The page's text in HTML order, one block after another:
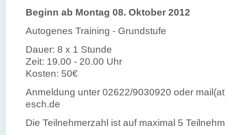
Beginn ab Montag 08. Oktober 2012
Autogenes Training - Grundstufe
Dauer: 8 x 1 Stunde
Zeit: 19.00 - 20.00 Uhr
Kosten: 50€
Anmeldung unter 02622/9030920 oder
esch.de
Die Teilnehmerzahl ist auf maximal 5